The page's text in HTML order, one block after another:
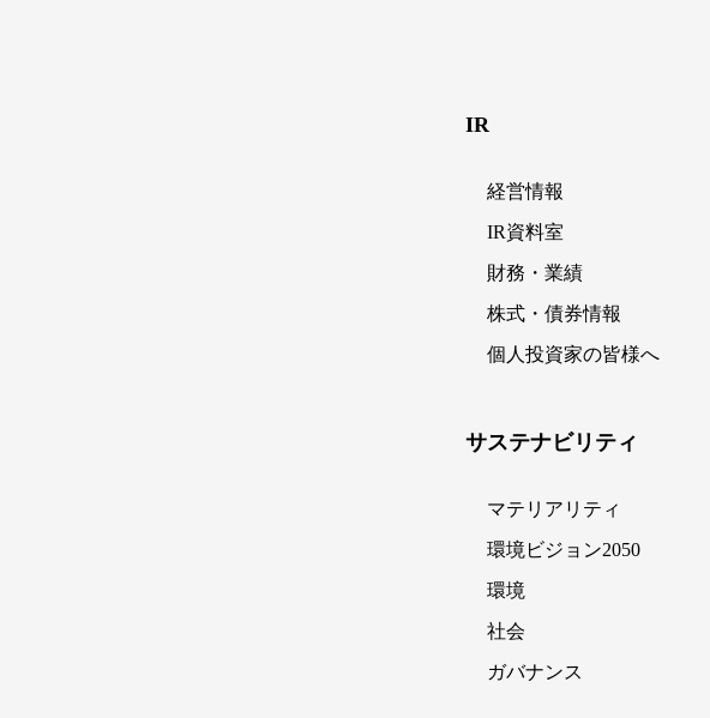
IR
経営情報
IR資料室
財務・業績
株式・債券情報
個人投資家の皆様へ
サステナビリティ
マテリアリティ
環境ビジョン2050
環境
社会
ガバナンス